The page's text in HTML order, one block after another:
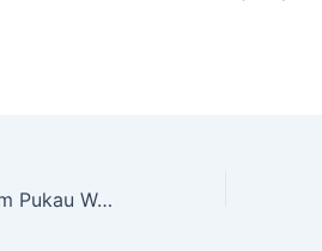
Uji Petik Tahfidz Tarjim Pukau Wali Murid pada Acara Purnasiswa SMP Muhammadiyah 11 Surabaya